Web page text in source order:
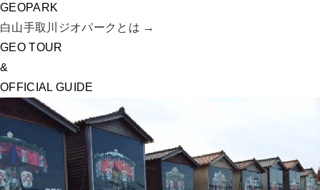
GEOPARK
白山手取川ジオパークとは →
GEO TOUR
&
OFFICIAL GUIDE